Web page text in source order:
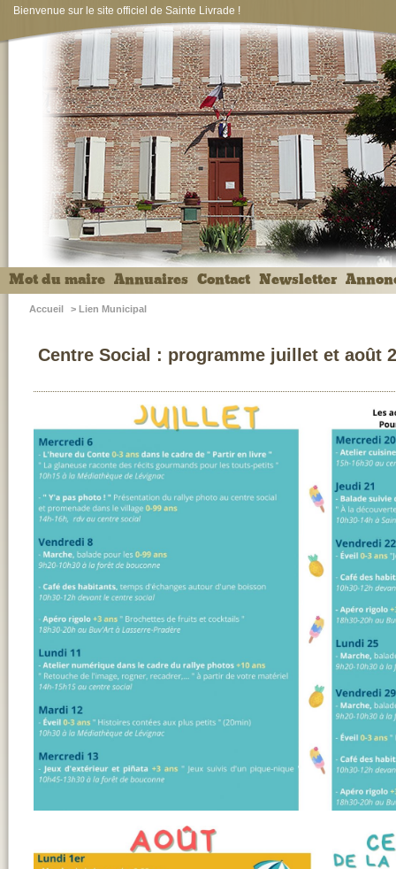
Bienvenue sur le site officiel de Sainte Livrade !
Mot du maire Annuaires Contact Newsletter
Accueil > Lien Municipal
Centre Social : programme juillet et août